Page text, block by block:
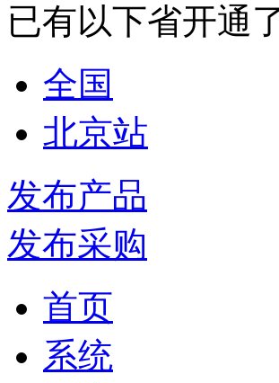
已有以下省开通
全国
北京站
发布产品
发布采购
首页
系统